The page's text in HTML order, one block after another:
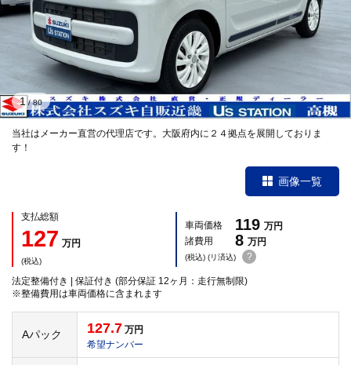
当社はメーカー直営の代理店です。大阪府内に２４拠点を展開しておりま
す！
1 /80
画像一覧
支払総額
127 万円
(税込)
車両価格 119 万円
諸費用
8 万円
(税込) (リ済込) ?
法定整備付き | 保証付き (部分保証 12ヶ月：走行無制限)
※整備費用は車両価格に含まれます
Aパック 127.7 万円
希望ナンバー